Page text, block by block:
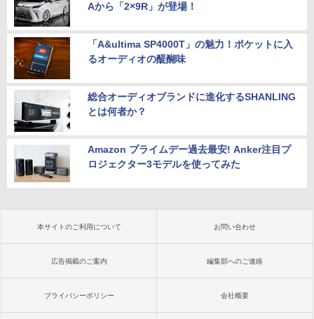
Aから「2×9R」が登場！
「A&ultima SP4000T」の魅力！ポケットに入
るオーディオの醍醐味
総合オーディオブランドに進化するSHANLING
とは何者か？
Amazon プライムデー過去最安! Anker注目プ
ロジェクター3モデルを使ってみた
本サイトのご利用について お問い合わせ
広告掲載のご案内 編集部へのご連絡
プライバシーポリシー 会社概要